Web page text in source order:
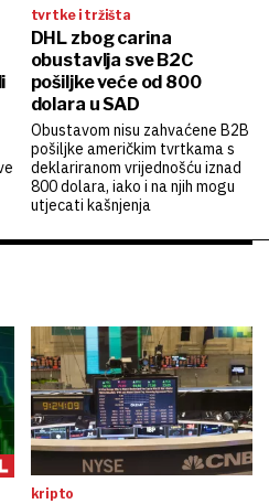
tvrtke i tržišta
DHL zbog carina
obustavlja sve B2C
pošiljke veće od 800
dolara u SAD
Obustavom nisu zahvaćene B2B
pošiljke američkim tvrtkama s
deklariranom vrijednošću iznad
800 dolara, iako i na njih mogu
utjecati kašnjenja
kripto